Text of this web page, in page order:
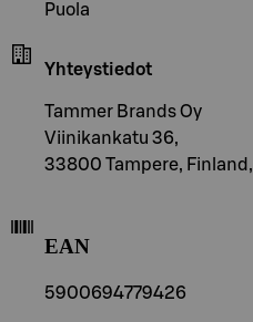
Puola
Yhteystiedot
Tammer Brands Oy
Viinikankatu 36,
33800 Tampere, Finland,
EAN
5900694779426